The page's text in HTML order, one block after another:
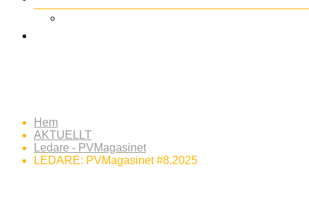
Hem
AKTUELLT
Ledare - PVMagasinet
LEDARE: PVMagasinet #8.2025